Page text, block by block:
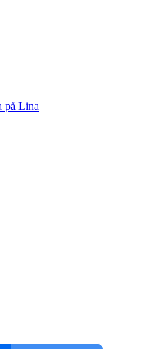
på Lina